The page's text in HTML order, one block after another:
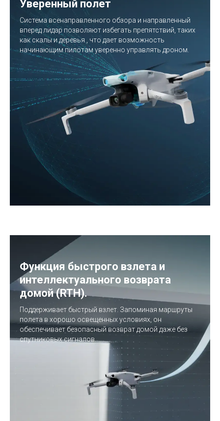
Уверенный полет
Система всенаправленного обзора и направленный
вперед лидар позволяют избегать препятствий, таких
как скалы и деревья , что дает возможность
начинающим пилотам уверенно управлять дроном.
Функция быстрого взлета и
интеллектуального возврата
домой (RTH).
Поддерживает быстрый взлет. Запоминая маршруты
полета в хорошо освещенных условиях, он
обеспечивает безопасный возврат домой даже без
спутниковых сигналов.